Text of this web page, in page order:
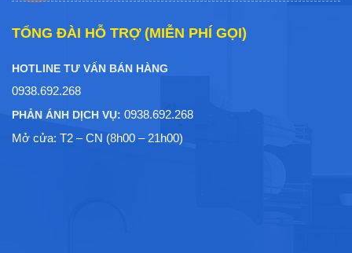
TỔNG ĐÀI HỖ TRỢ (MIỄN PHÍ GỌI)
HOTLINE TƯ VẤN BÁN HÀNG
0938.692.268
PHẢN ÁNH DỊCH VỤ: 0938.692.268
Mở cửa: T2 – CN (8h00 – 21h00)